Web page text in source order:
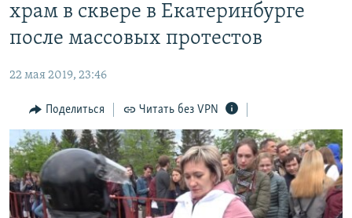
содержанию
Вернутся
главной
Вернутся
поиску
11 ЛЕТ ОККУПАЦИИ КРЫМА. 11 ИСТОРИЙ СОПРОТИВЛЕНИЯ
ВОДА
ЕЩЕ
ИНТЕРАКТИВ
ИНФОГРАФИКА
ТЕЛЕПРОЕКТ КРЫМ.РЕАЛИИ
СОВЕТЫ ПРАВОЗАЩИТНИКОВ
РАДІО СВОБОДА
КАК ОБОЙТИ БЛОКИРОВКУ
Українською
Qırımtatar
храм в сквере в Екатеринбурге
после массовых протестов
22 мая 2019, 23:46
Поделиться Читать без VPN